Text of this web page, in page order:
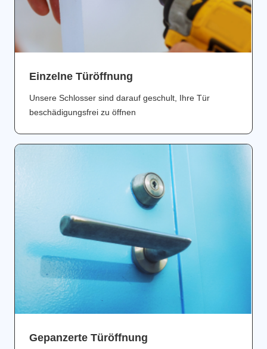
Einzelne Türöffnung
Unsere Schlosser sind darauf geschult, Ihre Tür
beschädigungsfrei zu öffnen
Gepanzerte Türöffnung